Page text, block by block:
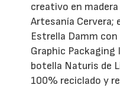
creativo en
Artesanía Cervera;
Estrella Damm con
Graphic
botella Naturis de
100% reciclado y